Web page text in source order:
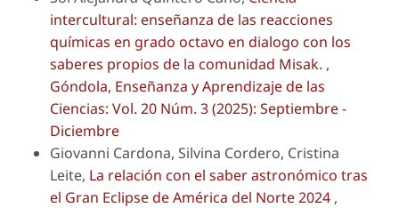
intercultural: enseñanza de las reacciones
químicas en grado octavo en dialogo con los
saberes propios de la comunidad Misak. ,
Góndola, Enseñanza y Aprendizaje de las
Ciencias: Vol. 20 Núm. 3 (2025): Septiembre -
Diciembre
Giovanni Cardona, Silvina Cordero, Cristina
Leite, La relación con el saber astronómico tras
el Gran Eclipse de América del Norte 2024 ,